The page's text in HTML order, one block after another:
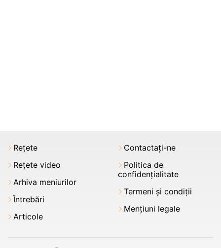
Rețete
Rețete video
Arhiva meniurilor
Întrebări
Articole
Contactați-ne
Politica de
confidențialitate
Termeni şi condiții
Mențiuni legale